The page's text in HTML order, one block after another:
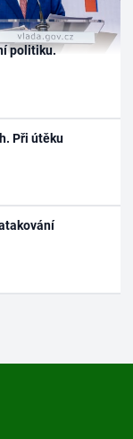
politiku.
Při útěku